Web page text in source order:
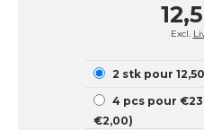
Excl.
2 stk pour
4 pcs pour
€2,00)